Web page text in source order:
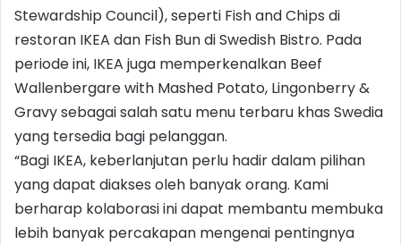
Stewardship Council), seperti Fish and Chips di
restoran IKEA dan Fish Bun di Swedish Bistro. Pada
periode ini, IKEA juga memperkenalkan Beef
Wallenbergare with Mashed Potato, Lingonberry &
Gravy sebagai salah satu menu terbaru khas Swedia
yang tersedia bagi pelanggan.
“Bagi IKEA, keberlanjutan perlu hadir dalam pilihan
yang dapat diakses oleh banyak orang. Kami
berharap kolaborasi ini dapat membantu membuka
lebih banyak percakapan mengenai pentingnya